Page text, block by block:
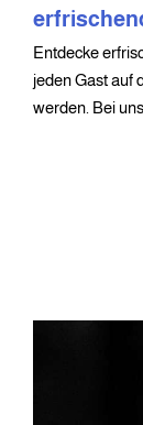
Entdecke
jeden Gast auf
werden. Bei